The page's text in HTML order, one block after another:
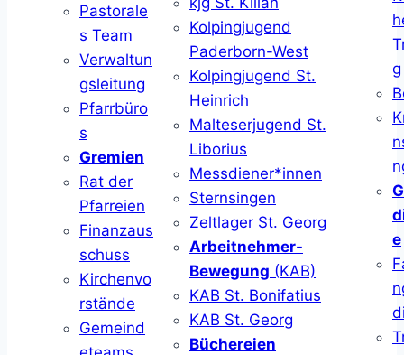
Pastorale
s Team
Verwaltun
gsleitung
Pfarrbüro
s
Gremien
Rat der
Pfarreien
Finanzaus
schuss
Kirchenvo
rstände
Gemeind
Kolpingjugend
Paderborn-West
Kolpingjugend St.
Heinrich
Malteserjugend St.
Liborius
Messdiener*innen
Sternsingen
Zeltlager St. Georg
Arbeitnehmer-
Bewegung (KAB)
KAB St. Bonifatius
KAB St. Georg
Büchereien
g
e